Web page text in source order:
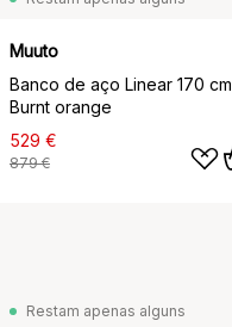
Muuto
Banco de aço Linear 170 cm,
Burnt orange
529 €
879 €
Restam apenas alguns